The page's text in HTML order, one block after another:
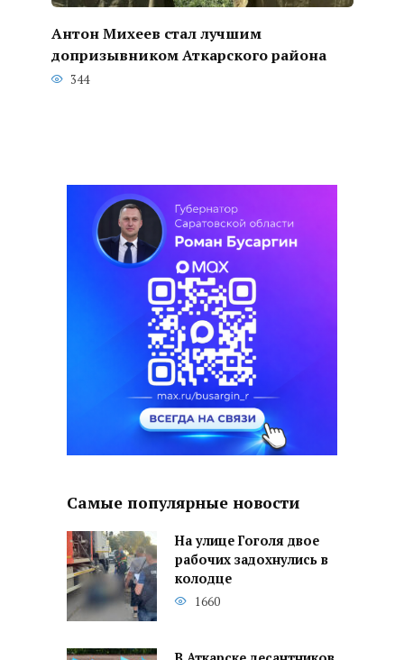
Антон Михеев стал лучшим
допризывником Аткарского района
344
Самые популярные новости
На улице Гоголя двое
рабочих задохнулись в
колодце
1660